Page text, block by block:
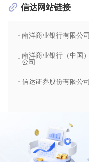
信达网站链接
南洋商业银行有限公司
南洋商业银行（中国
公司
信达证券股份有限公司